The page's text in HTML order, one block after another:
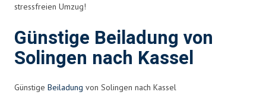
stressfreien Umzug!
Günstige Beiladung von
Solingen nach Kassel
Günstige Beiladung von Solingen nach Kassel